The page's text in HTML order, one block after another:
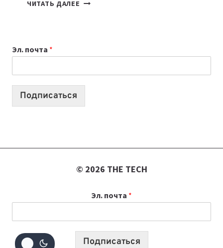
ЧИТАТЬ ДАЛЕЕ
СОЗДАВАТЬ
ПРОДУКТЫ
Эл. почта *
Подписаться
© 2026 THE TECH
Эл. почта *
Подписаться